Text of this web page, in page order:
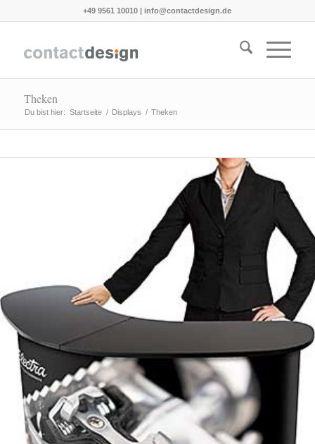
+49 9561 10010 |info@contactdesign.de
Theken
Du bist hier: Startseite / Displays / Theken